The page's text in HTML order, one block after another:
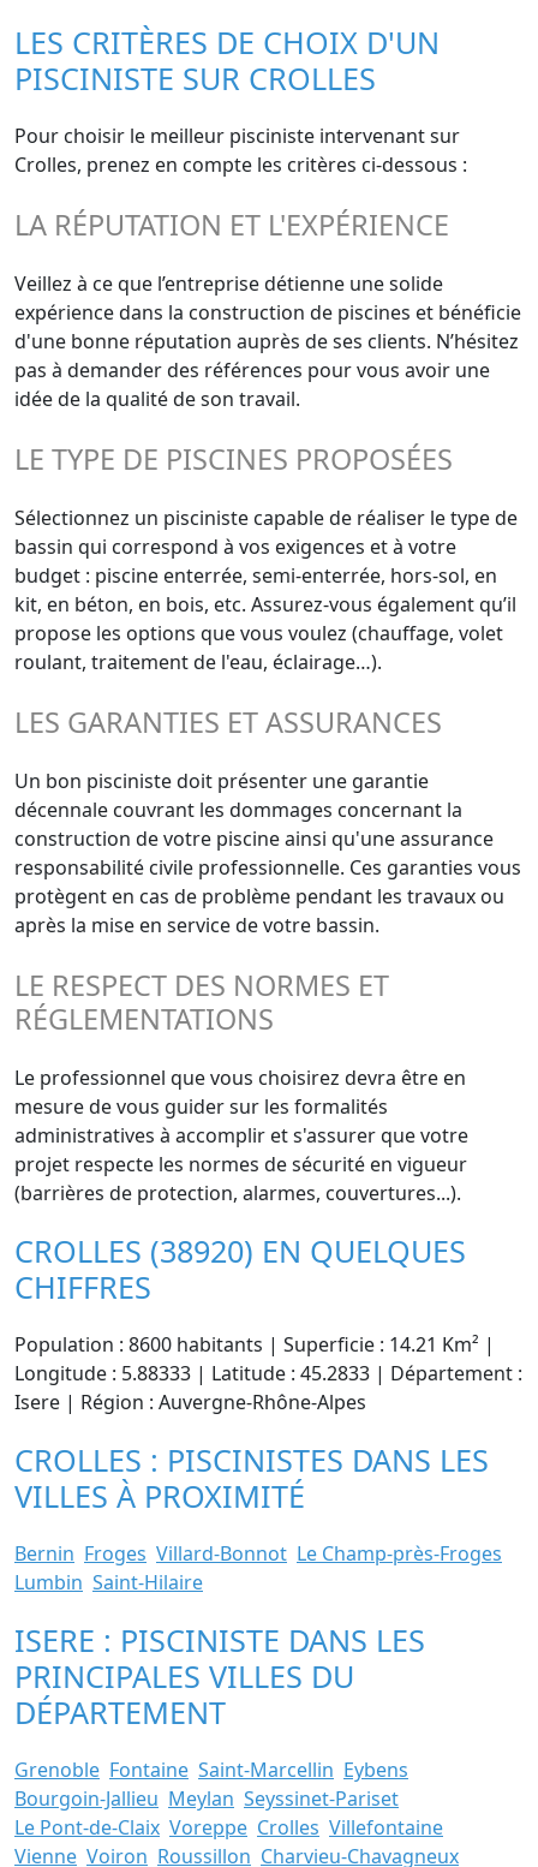
LES CRITÈRES DE CHOIX D'UN
PISCINISTE SUR CROLLES
Pour choisir le meilleur pisciniste intervenant sur
Crolles, prenez en compte les critères ci-dessous :
LA RÉPUTATION ET L'EXPÉRIENCE
Veillez à ce que l’entreprise détienne une solide
expérience dans la construction de piscines et bénéficie
d'une bonne réputation auprès de ses clients. N’hésitez
pas à demander des références pour vous avoir une
idée de la qualité de son travail.
LE TYPE DE PISCINES PROPOSÉES
Sélectionnez un pisciniste capable de réaliser le type de
bassin qui correspond à vos exigences et à votre
budget : piscine enterrée, semi-enterrée, hors-sol, en
kit, en béton, en bois, etc. Assurez-vous également qu’il
propose les options que vous voulez (chauffage, volet
roulant, traitement de l'eau, éclairage…).
LES GARANTIES ET ASSURANCES
Un bon pisciniste doit présenter une garantie
décennale couvrant les dommages concernant la
construction de votre piscine ainsi qu'une assurance
responsabilité civile professionnelle. Ces garanties vous
protègent en cas de problème pendant les travaux ou
après la mise en service de votre bassin.
LE RESPECT DES NORMES ET
RÉGLEMENTATIONS
Le professionnel que vous choisirez devra être en
mesure de vous guider sur les formalités
administratives à accomplir et s'assurer que votre
projet respecte les normes de sécurité en vigueur
(barrières de protection, alarmes, couvertures...).
CROLLES (38920) EN QUELQUES
CHIFFRES
Population : 8600 habitants | Superficie : 14.21 Km² |
Longitude : 5.88333 | Latitude : 45.2833 | Département :
Isere | Région : Auvergne-Rhône-Alpes
CROLLES : PISCINISTES DANS LES
VILLES À PROXIMITÉ
Bernin Froges Villard-Bonnot Le Champ-près-Froges
Lumbin Saint-Hilaire
ISERE : PISCINISTE DANS LES
PRINCIPALES VILLES DU
DÉPARTEMENT
Grenoble Fontaine Saint-Marcellin Eybens
Bourgoin-Jallieu Meylan Seyssinet-Pariset
Le Pont-de-Claix Voreppe Crolles Villefontaine
Vienne Voiron Roussillon Charvieu-Chavagneux